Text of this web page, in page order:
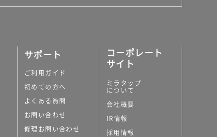
サポート
ご利用ガイド
初めての方へ
よくある質問
お問い合わせ
修理お問い合わせ
コーポレート
サイト
ミラタップ
について
会社概要
IR情報
採用情報